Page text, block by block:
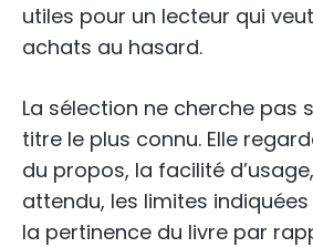
utiles pour un lecteur qui
achats au hasard.
La sélection ne cherche pas
titre le plus connu. Elle
du propos, la facilité
attendu, les limites indiquées
la pertinence du livre par